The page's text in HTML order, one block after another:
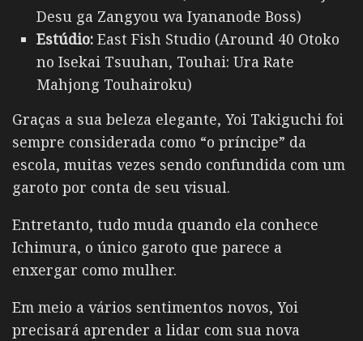
Desu ga Zangyou wa Iyananode Boss)
Estúdio: East Fish Studio (Around 40 Otoko
no Isekai Tsuuhan, Touhai: Ura Rate
Mahjong Touhairoku)
Graças a sua beleza elegante, Yoi Takiguchi foi
sempre considerada como “o príncipe” da
escola, muitas vezes sendo confundida com um
garoto por conta de seu visual.
Entretanto, tudo muda quando ela conhece
Ichimura, o único garoto que parece a
enxergar como mulher.
Em meio a vários sentimentos novos, Yoi
precisará aprender a lidar com sua nova